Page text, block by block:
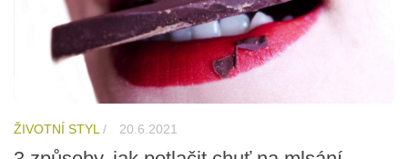
ŽIVOTNÍ STYL / 20.6.2021